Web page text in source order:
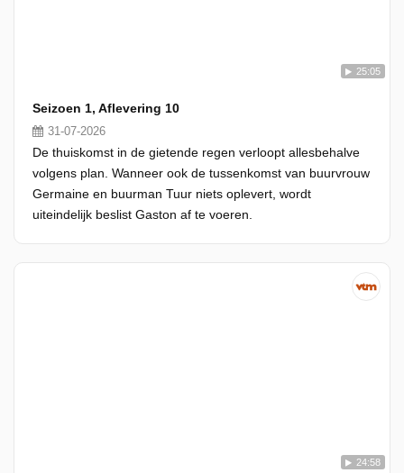
25:05
Seizoen 1, Aflevering 10
31-07-2026
De thuiskomst in de gietende regen verloopt allesbehalve
volgens plan. Wanneer ook de tussenkomst van buurvrouw
Germaine en buurman Tuur niets oplevert, wordt
uiteindelijk beslist Gaston af te voeren.
24:58